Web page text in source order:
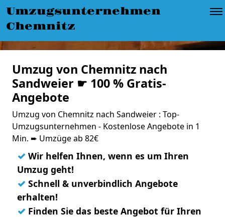
Umzugsunternehmen
Chemnitz
Umzug von Chemnitz nach
Sandweier ☛ 100 % Gratis-
Angebote
Umzug von Chemnitz nach Sandweier : Top-
Umzugsunternehmen - Kostenlose Angebote in 1
Min. ➨ Umzüge ab 82€
✓ Wir helfen Ihnen, wenn es um Ihren
Umzug geht!
✓ Schnell & unverbindlich Angebote
erhalten!
✓ Finden Sie das beste Angebot für Ihren